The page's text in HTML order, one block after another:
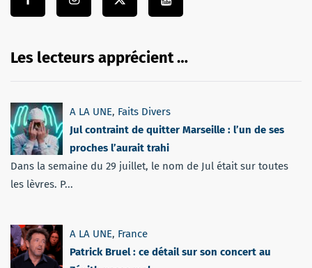
Les lecteurs apprécient …
A LA UNE, Faits Divers
Jul contraint de quitter Marseille : l’un de ses
proches l’aurait trahi
Dans la semaine du 29 juillet, le nom de Jul était sur toutes
les lèvres. P...
A LA UNE, France
Patrick Bruel : ce détail sur son concert au